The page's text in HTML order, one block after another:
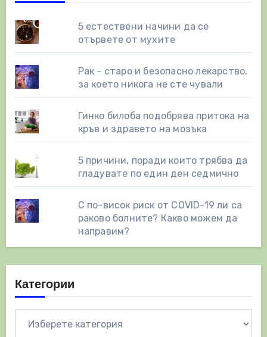
5 естествени начини да се
отървете от мухите
Рак - старо и безопасно лекарство,
за което никога не сте чували
Гинко билоба подобрява притока на
кръв и здравето на мозъка
5 причини, поради които трябва да
гладувате по един ден седмично
С по-висок риск от COVID-19 ли са
раково болните? Какво можем да
направим?
Категории